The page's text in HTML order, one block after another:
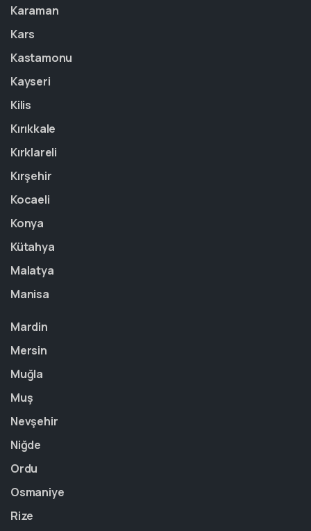
Karaman
Kars
Kastamonu
Kayseri
Kilis
Kırıkkale
Kırklareli
Kırşehir
Kocaeli
Konya
Kütahya
Malatya
Manisa
Mardin
Mersin
Muğla
Muş
Nevşehir
Niğde
Ordu
Osmaniye
Rize